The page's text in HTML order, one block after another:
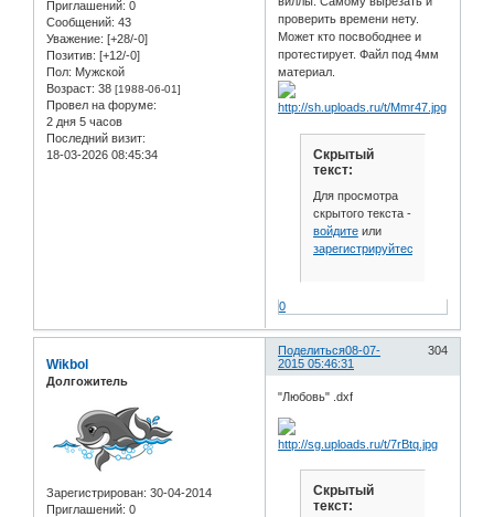
Приглашений: 0
Сообщений: 43
Уважение: [+28/-0]
Позитив: [+12/-0]
Пол: Мужской
Возраст: 38 [1988-06-01]
Провел на форуме:
2 дня 5 часов
Последний визит:
18-03-2026 08:45:34
проверить времени нету.
Может кто посвободнее и
протестирует. Файл под 4мм
материал.
Скрытый
текст:
Для просмотра
скрытого текста -
войдитеили
зарегистрируйтесь
0
Поделиться 304
08-07-
2015 05:46:31
Wikbol
Долгожитель
Зарегистрирован: 30-04-2014
Приглашений: 0
"Любовь" .dxf
Скрытый
текст: